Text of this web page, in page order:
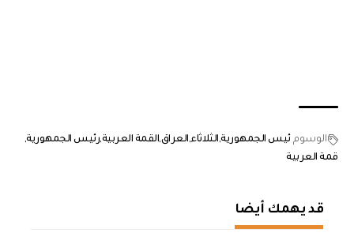
الوسوم ئيس الجمهورية الثلاثاء العراقالقمة العربيةرئيس الجمهورية
قمة العربية
قد يهمك أيضا